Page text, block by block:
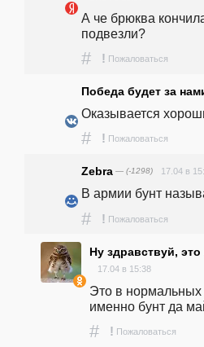
А че брюква
подвезли?
# ! Пожаловаться
Победа будет за
Оказывается
# ! Пожаловаться
Zebra — (-1298) 17.04 в
В армии бунт
# ! Пожаловаться
Ну здравствуй, это
17.04 в 15:38
Это в нормальных
именно бунт да
# ! Пожаловаться